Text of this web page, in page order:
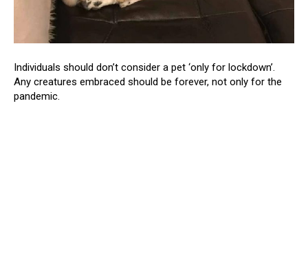
Individuals should don’t consider a pet ‘only for lockdown’.
Any creatures embraced should be forever, not only for the
pandemic.